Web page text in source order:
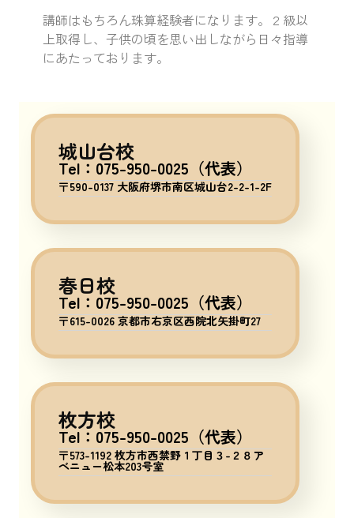
城山台校
Tel：075-950-0025（代表）
〒590-0137 大阪府堺市南区城山台2-2-1-2F
春日校
Tel：075-950-0025（代表）
〒615-0026 京都市右京区西院北矢掛町27
枚方校
Tel：075-950-0025（代表）
〒573-1192 枚方市西禁野１丁目３-２８ア
ベニュー松本203号室
講師はもちろん珠算経験者になります。２級以
上取得し、子供の頃を思い出しながら日々指導
にあたっております。